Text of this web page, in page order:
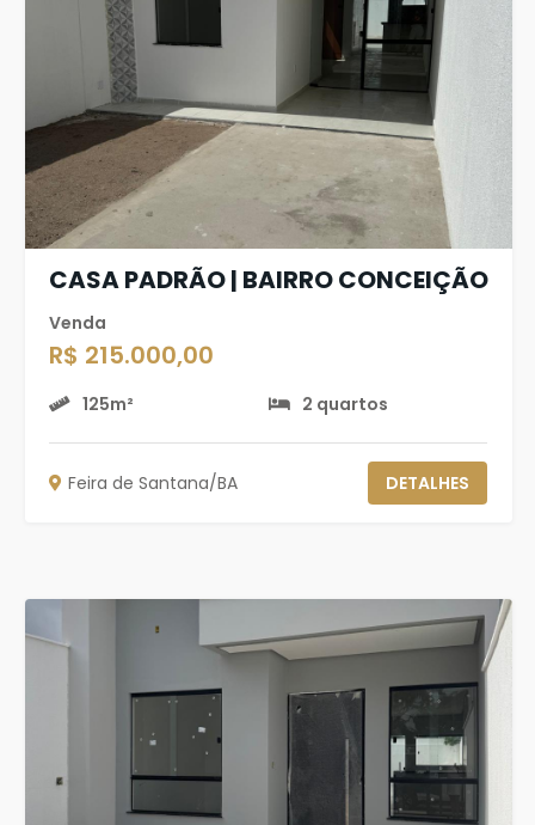
CASA PADRÃO | BAIRRO CONCEIÇÃO
Venda
R$ 215.000,00
125m² 2 quartos
Feira de Santana/BA DETALHES